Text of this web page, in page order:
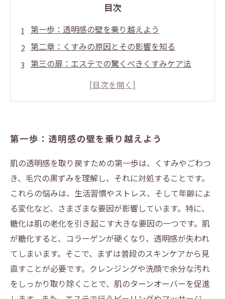
目次
第一歩：透明感の壁を乗り越えよう
第二章：くすみの原因とその影響を知る
第三の扉：エステでの驚くべきくすみケア法
第四章：自宅でできる簡単な透明感アップケア
次の一歩：あなたの美容ライフを豊かにする方
法
第一歩：透明感の壁を乗り越えよう
肌の透明感を取り戻すための第一歩は、くすみやごわつ
き、毛穴の黒ずみを理解し、それに対処することです。
これらの悩みは、生活習慣やストレス、そして年齢によ
る変化など、さまざまな要因が影響しています。特に、
糖化は肌の老化を引き起こす大きな要因の一つです。肌
が糖化すると、コラーゲンが硬くなり、透明感が失われ
てしまいます。そこで、まずは普段のスキンケアから見
直すことが必要です。クレンジングや洗顔で余分な汚れ
をしっかり取り除くことで、肌のターンオーバーを促進